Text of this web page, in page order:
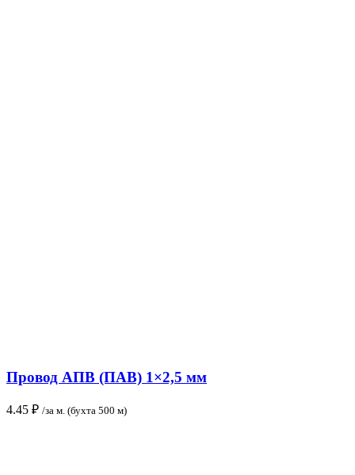
Провод АПВ (ПАВ) 1×2,5 мм
4.45 ₽ /за м. (бухта 500 м)